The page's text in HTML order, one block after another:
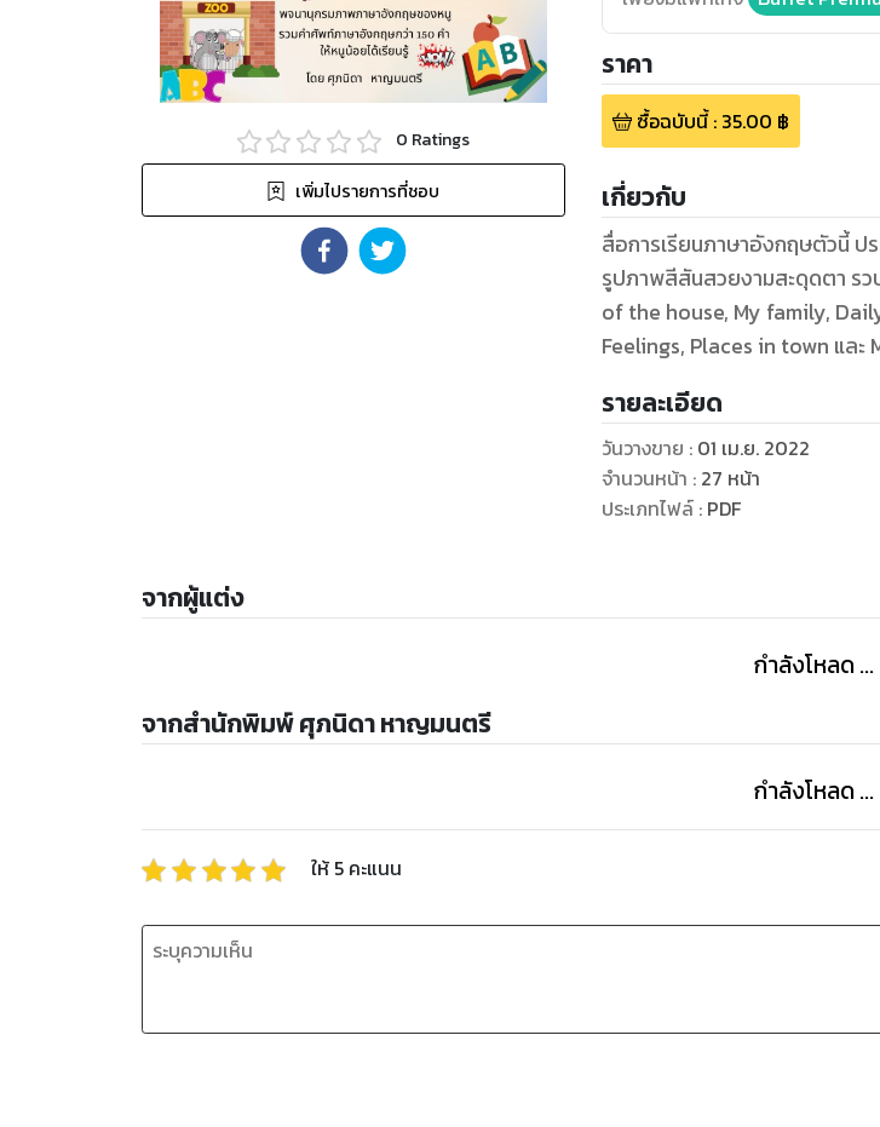
0 Ratings
เพิ่มไปรายการที่ชอบ
ราคา
ซื้อฉบับนี้: 35.00 ฿
เกี่ยวกับ
สื่อการเรียนภาษาอังกฤษตัวนี้ ป
รูปภาพสีสันสวยงามสะดุดตา ร
of the house, My family,
Feelings, Places in town และ
รายละเอียด
วันวางขาย : 01 เม.ย. 2022
จำนวนหน้า : 27 หน้า
ประเภทไฟล์: PDF
จากผู้แต่ง
กำลังโหลด ...
จากสำนักพิมพ์ ศุภนิดา หาญมนตรี
กำลังโหลด ...
ให้ 5 คะแนน